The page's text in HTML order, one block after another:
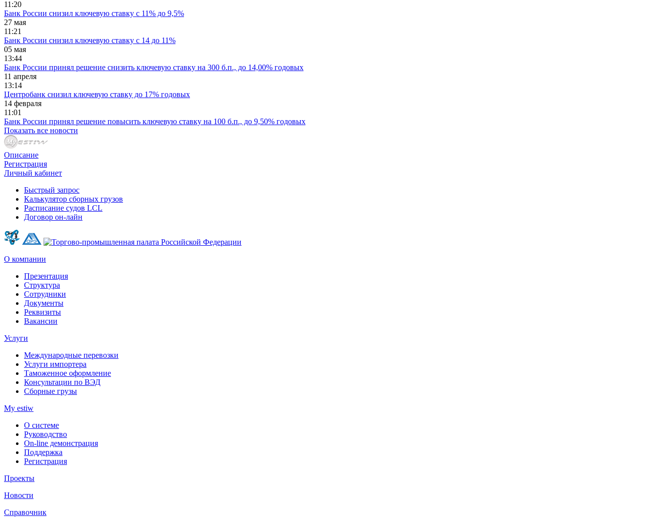
11:20
Банк России снизил ключевую ставку с 11% до 9,5%
27 мая
11:21
Банк России снизил ключевую ставку с 14 до 11%
05 мая
13:44
Банк России принял решение снизить ключевую ставку на 300 б.п., до 14,00% годовых
11 апреля
13:14
Центробанк снизил ключевую ставку до 17% годовых
14 февраля
11:01
Банк России принял решение повысить ключевую ставку на 100 б.п., до 9,50% годовых
Показать все новости
Описание
Регистрация
Личный кабинет
Быстрый запрос
Калькулятор сборных грузов
Расписание судов LCL
Договор он-лайн
О компании
Презентация
Структура
Сотрудники
Документы
Реквизиты
Вакансии
Услуги
Международные перевозки
Услуги импортера
Таможенное оформление
Консультации по ВЭД
Сборные грузы
My estiw
О системе
Руководство
On-line демонстрация
Поддержка
Регистрация
Проекты
Новости
Справочник